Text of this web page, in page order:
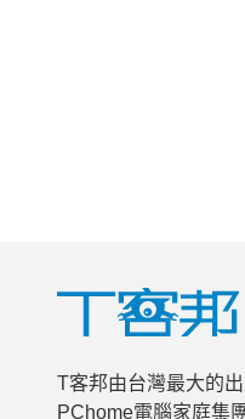
T客邦由台灣最大的
PChome電腦家庭集